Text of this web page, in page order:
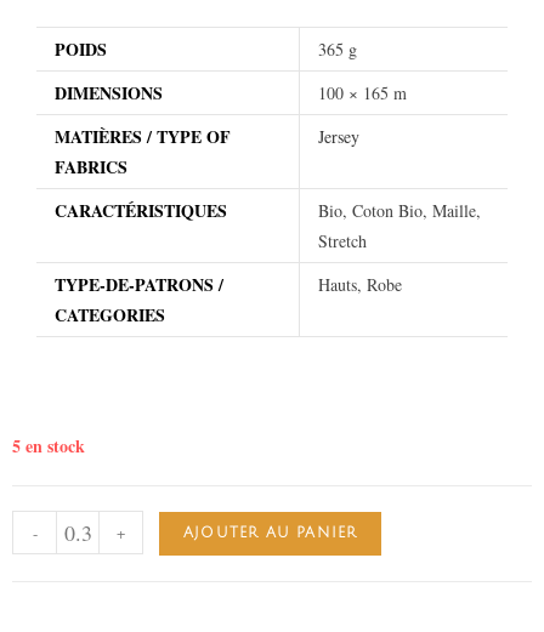
POIDS 365 g
DIMENSIONS 100 × 165 m
MATIÈRES / TYPE OF
FABRICS
Jersey
CARACTÉRISTIQUES
Bio, Coton Bio, Maille,
Stretch
TYPE-DE-PATRONS /
CATEGORIES
Hauts, Robe
5 en stock
- + AJOUTER AU PANIER